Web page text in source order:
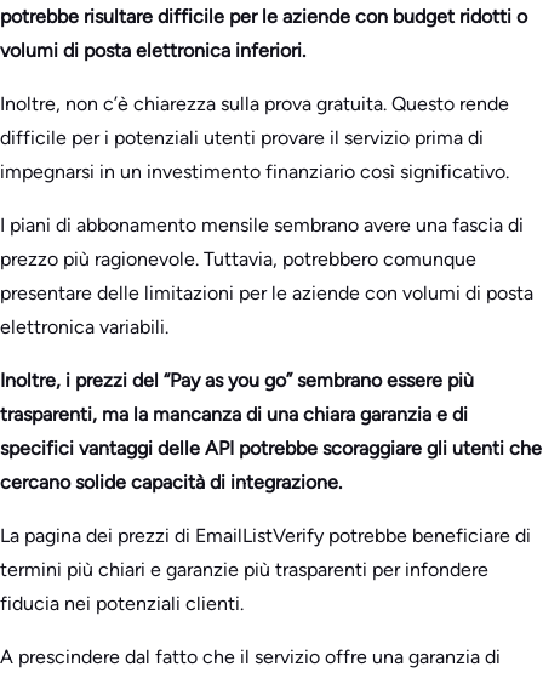
potrebbe risultare difficile per le aziende con budget ridotti o
volumi di posta elettronica inferiori.
Inoltre, non c’è chiarezza sulla prova gratuita. Questo rende
difficile per i potenziali utenti provare il servizio prima di
impegnarsi in un investimento finanziario così significativo.
I piani di abbonamento mensile sembrano avere una fascia di
prezzo più ragionevole. Tuttavia, potrebbero comunque
presentare delle limitazioni per le aziende con volumi di posta
elettronica variabili.
Inoltre, i prezzi del “Pay as you go” sembrano essere più
trasparenti, ma la mancanza di una chiara garanzia e di
specifici vantaggi delle API potrebbe scoraggiare gli utenti che
cercano solide capacità di integrazione.
La pagina dei prezzi di EmailListVerify potrebbe beneficiare di
termini più chiari e garanzie più trasparenti per infondere
fiducia nei potenziali clienti.
A prescindere dal fatto che il servizio offre una garanzia di